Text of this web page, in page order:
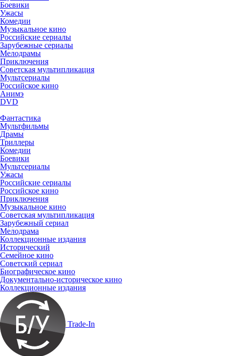
Боевики
Ужасы
Комедии
Музыкальное кино
Российские сериалы
Зарубежные сериалы
Мелодрамы
Приключения
Советская мультипликация
Мультсериалы
Российское кино
Анимэ
DVD
Фантастика
Мультфильмы
Драмы
Триллеры
Комедии
Боевики
Мультсериалы
Ужасы
Российские сериалы
Российское кино
Приключения
Музыкальное кино
Советская мультипликация
Зарубежный сериал
Мелодрама
Коллекционные издания
Исторический
Семейное кино
Советский сериал
Биографическое кино
Документально-историческое кино
Коллекционные издания
Trade-In